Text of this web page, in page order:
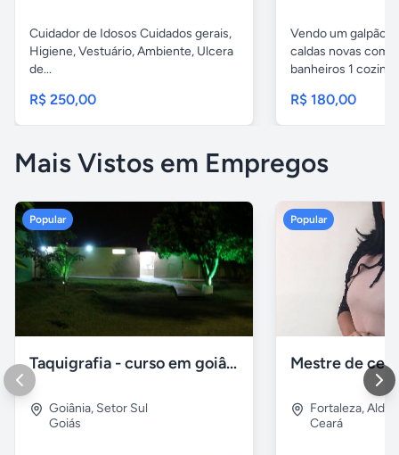
Cuidador de Idosos Cuidados gerais,
Higiene, Vestuário, Ambiente, Ulcera
de...
R$ 250,00
Vendo um galpão
caldas novas com
banheiros 1
R$ 180,00
Mais Vistos em Empregos
Popular
Taquigrafia - curso em goiânia - goiás
Goiânia, Setor Sul
Goiás
Popular
Fortaleza,
Ceará